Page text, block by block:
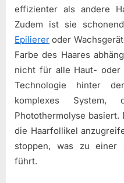
effizienter als andere
Zudem ist sie
Epilierer oder
Farbe des Haares
nicht für alle Haut- oder
Technologie hinter
komplexes
Photothermolyse basiert.
die Haarfollikel
stoppen, was zu einer
führt.